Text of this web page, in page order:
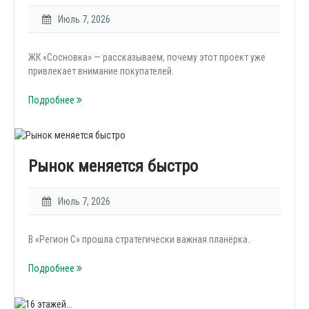
Июль 7, 2026
ЖК «Сосновка» — рассказываем, почему этот проект уже
привлекает внимание покупателей.
Подробнее
Рынок меняется быстро
Июль 7, 2026
В «Регион С» прошла стратегически важная планёрка.
Подробнее